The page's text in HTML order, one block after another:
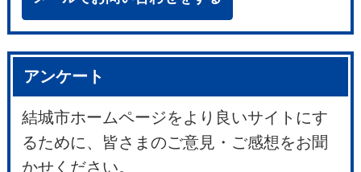
アンケート
結城市ホームページをより良いサイトにす
るために、皆さまのご意見・ご感想をお聞
かせください。